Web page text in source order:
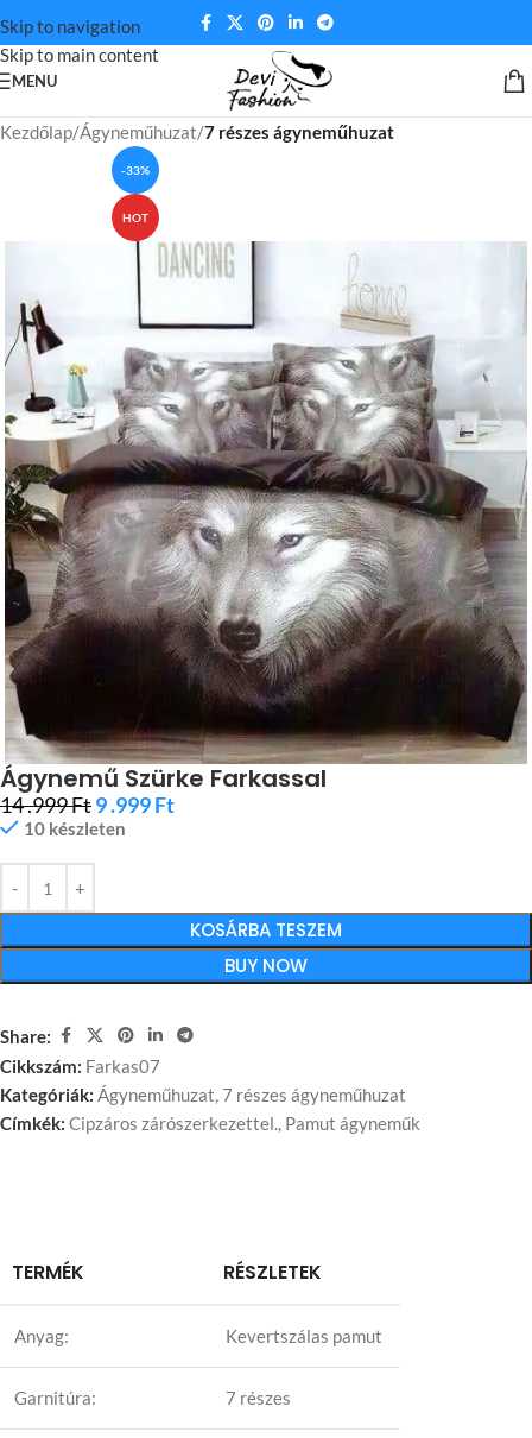
Skip to navigation
Skip to main content
MENU
Kezdőlap Ágyneműhuzat 7 részes ágyneműhuzat
-33%
HOT
Ágynemű Szürke Farkassal
14 .999Ft9 .999Ft
10 készleten
KOSÁRBA TESZEM
BUY NOW
Share:
Cikkszám: Farkas07
Kategóriák: Ágyneműhuzat, 7 részes ágyneműhuzat
Címkék: Cipzáros zárószerkezettel., Pamut ágyneműk
TERMÉK RÉSZLETEK
Anyag: Kevertszálas pamut
Garnitúra: 7 részes